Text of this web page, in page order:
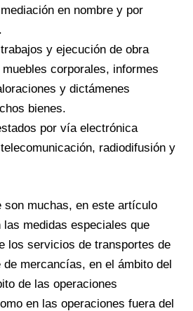
en nombre y por
y ejecución de obra
corporales, informes
y dictámenes
bienes.
por vía electrónica
radiodifusión y
son muchas, en este artículo
medidas especiales que
los servicios de transportes de
mercancías, en el ámbito del
de las operaciones
en las operaciones fuera del